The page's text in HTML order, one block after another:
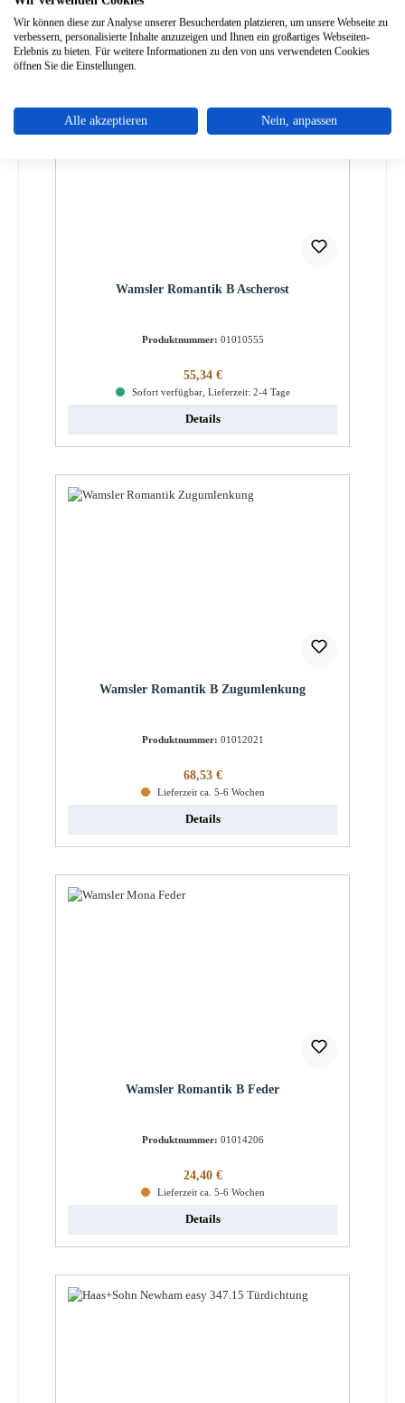
Details
Wamsler Romantik B Ascherost
Produktnummer: 01010555
Regulärer Preis:
55,34 €
Sofort verfügbar, Lieferzeit: 2-4 Tage
Details
Wamsler Romantik B Zugumlenkung
Produktnummer: 01012021
Regulärer Preis:
68,53 €
Lieferzeit ca. 5-6 Wochen
Details
Wamsler Romantik B Feder
Produktnummer: 01014206
Regulärer Preis:
24,40 €
Lieferzeit ca. 5-6 Wochen
Details
Wir können diese zur Analyse unserer Besucherdaten platzieren, um unsere Webseite zu
verbessern, personalisierte Inhalte anzuzeigen und Ihnen ein großartiges Webseiten-
Erlebnis zu bieten. Für weitere Informationen zu den von uns verwendeten Cookies
öffnen Sie die Einstellungen.
Alle akzeptieren Nein, anpassen